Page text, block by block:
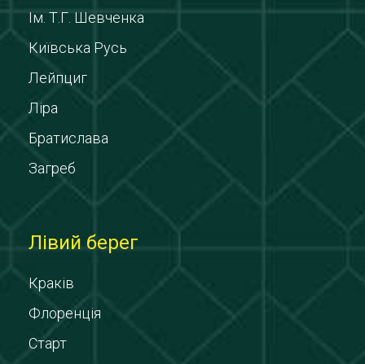
Ім. Т.Г. Шевченка
Київська Русь
Лейпциг
Ліра
Братислава
Загреб
Лівий берег
Краків
Флоренція
Старт